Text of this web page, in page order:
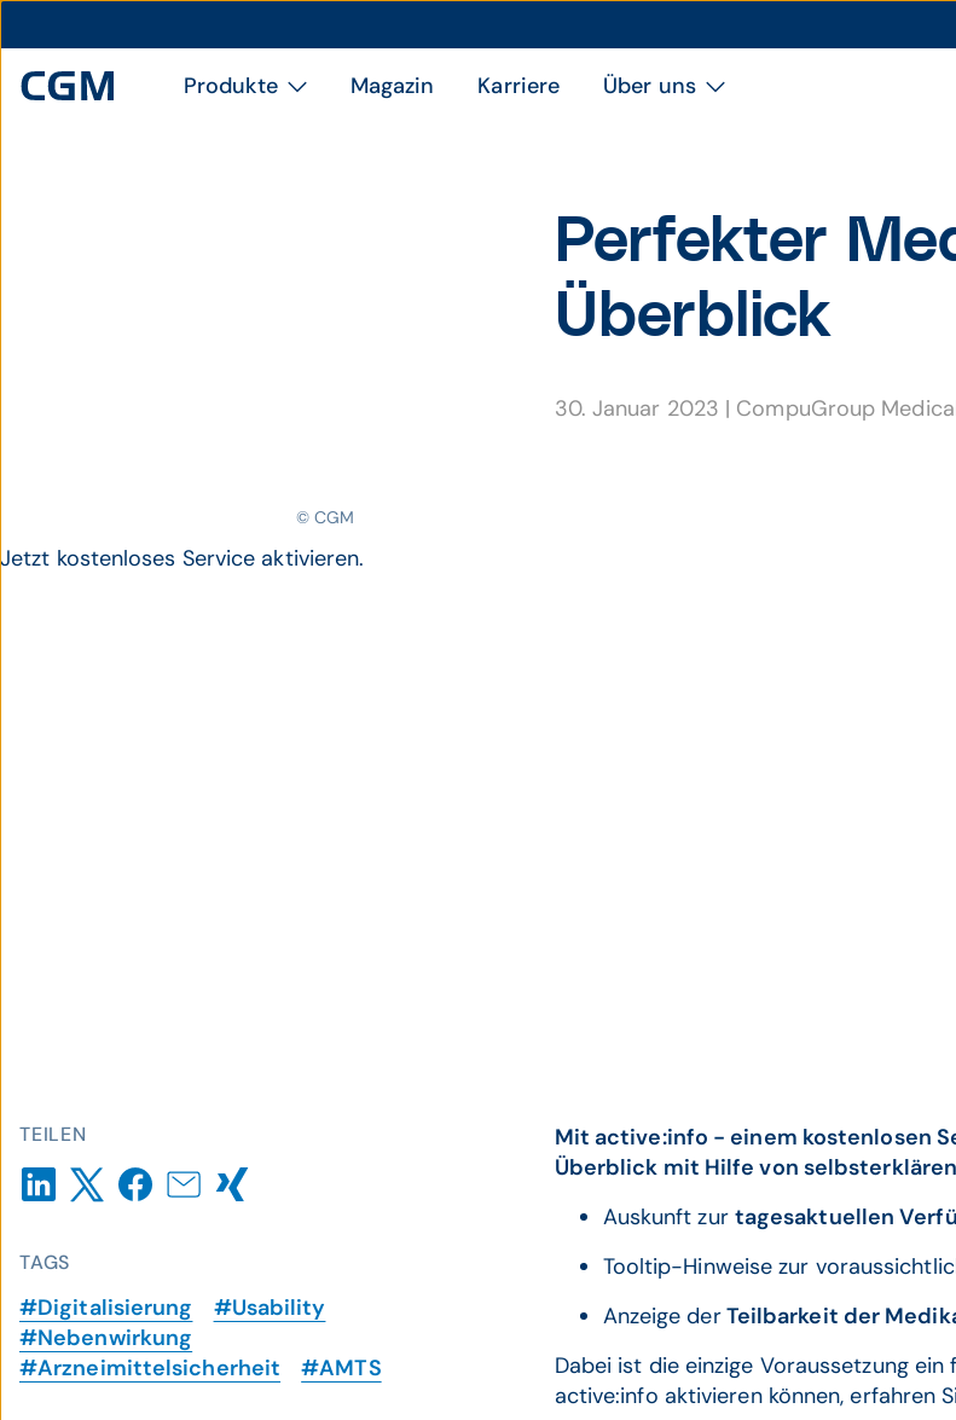
Produkte Magazin Karriere Über uns
Perfekter
Überblick
30. Januar 2023 | CompuGroup
© CGM
Jetzt kostenloses Service aktivieren.
TEILEN
TAGS
#Digitalisierung
#Usability
#Nebenwirkung
#Arzneimittelsicherheit
#AMTS
Mit active:info - einem kostenlosen
Überblick mit Hilfe von
Auskunft zur tagesaktuellen
Tooltip-Hinweise zur
Anzeige derTeilbarkeit der
Dabei ist die einzige Voraussetzung
active:info aktivieren können, erfahren